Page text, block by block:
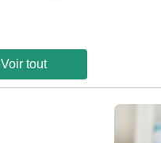
Voir tout